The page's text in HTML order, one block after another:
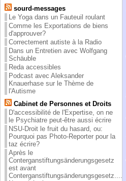
sourd-messages
Le Yoga dans un Fauteuil roulant
Comme les Exportations de biens
d'approuver?
Correctement autiste à la Radio
Dans un Entretien avec Wolfgang
Schäuble
Reda accessibles
Podcast avec Aleksander
Knauerhase sur le Thème de
l'Autisme
Cabinet de Personnes et Droits
D'accessibilité de l'Expertise, on ne
le Psychiatre peut-être aussi écrire
NSU-Droit le fruit du hasard, ou:
Pourquoi pas Photo-Reporter pour la
taz écrire?
Après le
Conterganstiftungsänderungsgesetz
est avant
Conterganstiftungsänderungsgesetz....